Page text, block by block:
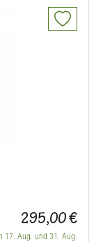
295,00 €
17. Aug. und 31. Aug.